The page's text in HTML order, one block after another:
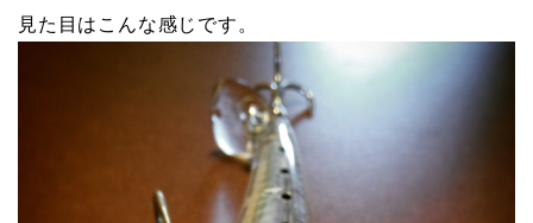
見た目はこんな感じです。